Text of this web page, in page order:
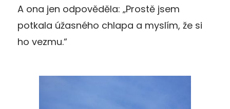
A ona jen odpověděla: „Prostě jsem
potkala úžasného chlapa a myslím, že si
ho vezmu.“